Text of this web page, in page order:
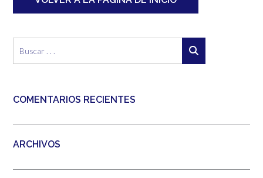
COMENTARIOS RECIENTES
ARCHIVOS